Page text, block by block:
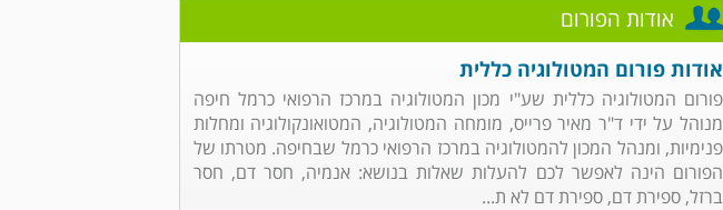
אודות הפורום
אודות פורום המטולוגיה כללית
פורום המטולוגיה כללית שע"י מכון המטולוגיה במרכז הרפואי כרמל חיפה
מנוהל על ידי ד"ר מאיר פרייס, מומחה המטולוגיה, המטואונקולוגיה ומחלות
פנימיות, ומנהל המכון להמטולוגיה במרכז הרפואי כרמל שבחיפה. מטרתו של
הפורום הינה לאפשר לכם להעלות שאלות בנושא: אנמיה, חסר דם, חסר
ברזל, ספירת דם, ספירת דם לא ת...